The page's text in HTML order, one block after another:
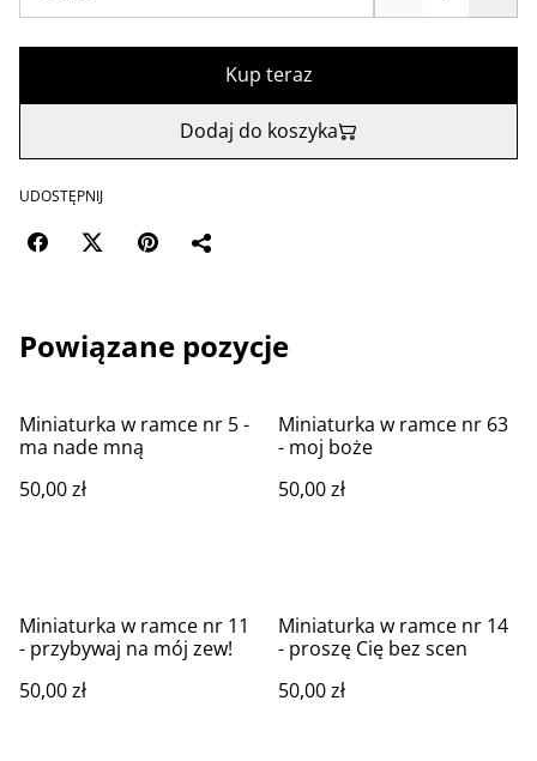
Kup teraz
Dodaj do koszyka
UDOSTĘPNIJ
Powiązane pozycje
Miniaturka w ramce nr 5 -
ma nade mną
50,00 zł
Miniaturka w ramce nr 63
- moj boże
50,00 zł
Miniaturka w ramce nr 11
- przybywaj na mój zew!
50,00 zł
Miniaturka w ramce nr 14
- proszę Cię bez scen
50,00 zł